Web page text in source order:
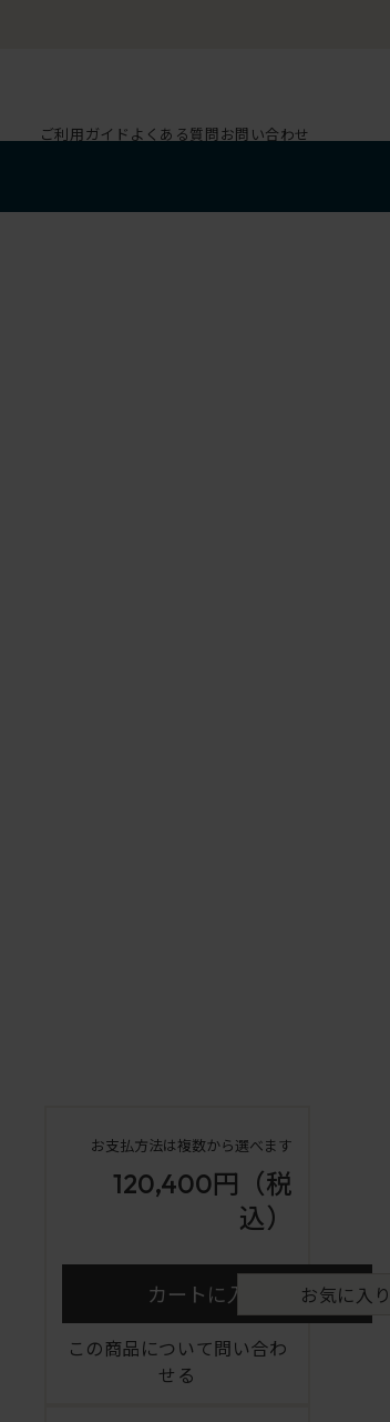
ご利用ガイド よくある質問お問い合わせ
お支払方法は複数から選べます
120,400円 （税
込）
カートに入れる お気に入
この商品について問い合わ
せる